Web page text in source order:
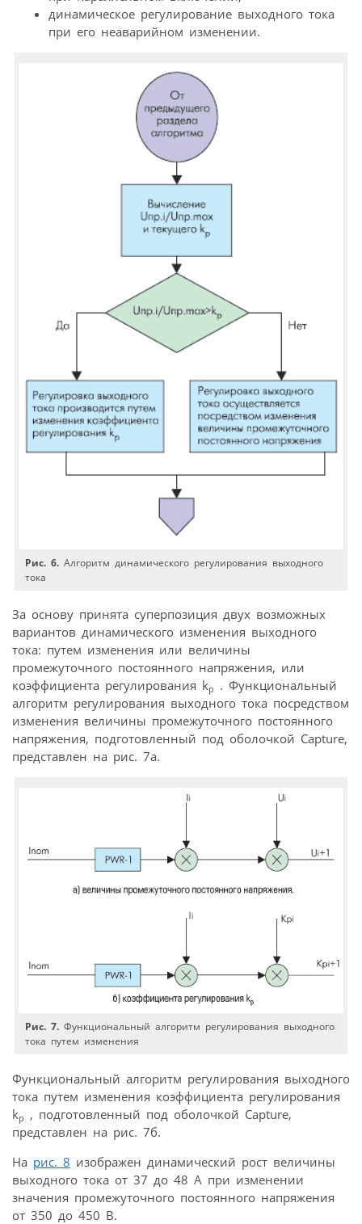
динамическое регулирование выходного тока
при его неаварийном изменении.
Рис. 6. Алгоритм динамического регулирования выходного
тока
За основу принята суперпозиция двух возможных
вариантов динамического изменения выходного
тока: путем изменения или величины
промежуточного постоянного напряжения, или
коэффициента регулирования kр . Функциональный
алгоритм регулирования выходного тока посредством
изменения величины промежуточного постоянного
напряжения, подготовленный под оболочкой Capture,
представлен на рис. 7а.
Рис. 7. Функциональный алгоритм регулирования выходного
тока путем изменения
Функциональный алгоритм регулирования выходного
тока путем изменения коэффициента регулирования
kр , подготовленный под оболочкой Capture,
представлен на рис. 7б.
На рис. 8 изображен динамический рост величины
выходного тока от 37 до 48 А при изменении
значения промежуточного постоянного напряжения
от 350 до 450 В.